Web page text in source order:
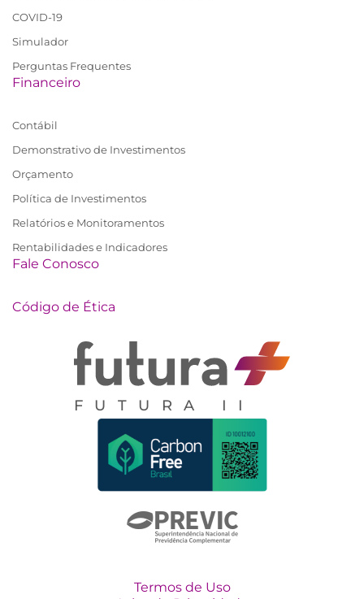
COVID-19
Simulador
Perguntas Frequentes
Financeiro
Contábil
Demonstrativo de Investimentos
Orçamento
Política de Investimentos
Relatórios e Monitoramentos
Rentabilidades e Indicadores
Fale Conosco
Código de Ética
FUTURA II
Termos de Uso